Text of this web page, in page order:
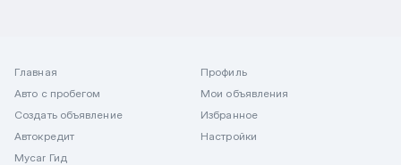
Главная
Авто с пробегом
Создать объявление
Автокредит
Mycar Гид
Профиль
Мои объявления
Избранное
Настройки